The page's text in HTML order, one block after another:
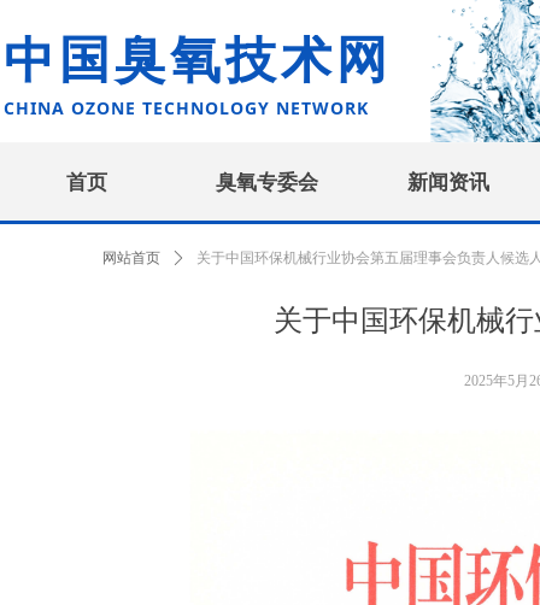
中国臭氧技术网
CHINA OZONE TECHNOLOGY NETWORK
首页 臭氧专委会 新闻资讯
关于中国环保机械
网站首页 ꄲ 关于中国环保机械行业协会第五届理事会负责人候选
2025年5月